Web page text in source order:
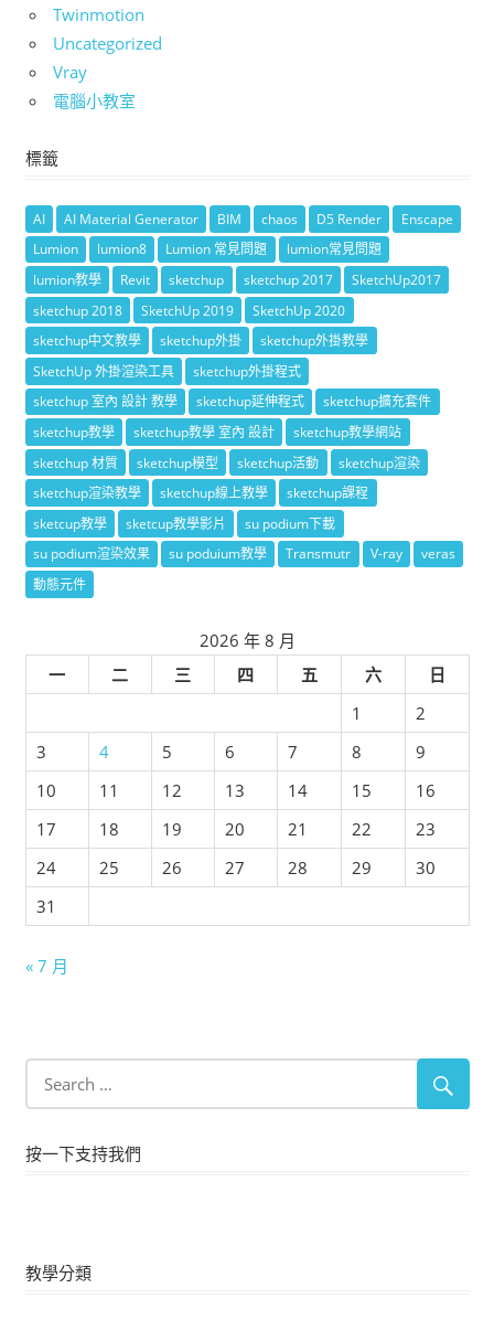
Twinmotion
Uncategorized
Vray
電腦小教室
標籤
AI AI Material Generator BIM chaos D5 Render
Enscape
Lumion
lumion8 Lumion 常見問題
lumion常見問題
lumion教學
Revit sketchup sketchup 2017
SketchUp2017
sketchup 2018
SketchUp 2019
SketchUp 2020
sketchup中文教學
sketchup外掛
sketchup外掛教學
SketchUp 外掛渲染工具
sketchup外掛程式
sketchup 室內 設計 教學
sketchup延伸程式
sketchup擴充套件
sketchup教學
sketchup教學 室內 設計
sketchup教學網站
sketchup 材質
sketchup模型 sketchup活動
sketchup渲染
sketchup渲染教學
sketchup線上教學
sketchup課程
sketcup教學
sketcup教學影片
su podium下載
su podium渲染效果
su poduium教學 Transmutr V-ray
veras
動態元件
2026 年 8 月
一
二 三 四 五 六
日
1
2
3
4 5 6 7 8
9
10
11 12 13 14 15
16
17
18 19 20 21 22
23
24
25 26 27 28 29
30
31
« 7 月
按一下支持我們
教學分類